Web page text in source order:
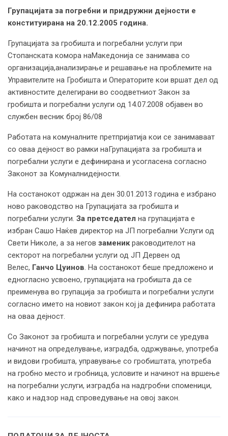
Групацијата за погребни и придружни дејности е
конституирана на 20.12.2005 година.
Групацијата за гробишта и погребални услуги при
Стопанската комора наМакедонија се занимава со
организација,анализирање и решавање на проблемите на
Управителите на Гробишта и Операторите кои вршат дел од
активностите делегирани во соодветниот Закон за
гробишта и погребални услуги од 14.07.2008 објавен во
службен весник број 86/08
Работата на комуналните претпријатија кои се занимаваат
со оваа дејност во рамки наГрупацијата за гробишта и
погребални услуги е дефинирана и усогласена согласно
Законот за Комуналнидејности.
На состанокот одржан на ден 30.01.2013 година е избрано
ново раководство на Групацијата за гробишта и
погребални услуги. За претседател на групацијата е
избран Сашо Наќев директор на ЈП погребални Услуги од
Свети Николе, а за негов заменикраководителот на
секторот на погребални услуги од ЈП Дервен од
Велес, Ганчо Цуинов. На состанокот беше предложено и
едногласно усвоено, групацијата на гробишта да се
преименува во групација за гробишта и погребални услуги
согласно името на новиот закон кој ја дефинира работата
на оваа дејност.
Со Законот за гробишта и погребални услуги се уредува
начинот на определување, изградба, одржување, употреба
и видови гробишта, управување со гробиштата, употреба
на гробно место и гробница, условите и начинот на вршење
на погребални услуги, изградба на надгробни споменици,
како и надзор над спроведување на овој закон.